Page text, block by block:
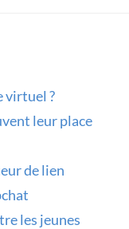
virtuel ?
leur place
de lien
les jeunes